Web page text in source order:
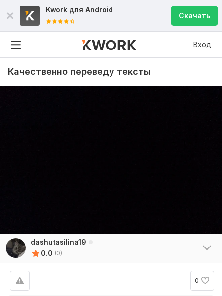
Kwork для Android
Скачать
Вход
Качественно переведу тексты
dashutasilina19
0.0 (0)
0